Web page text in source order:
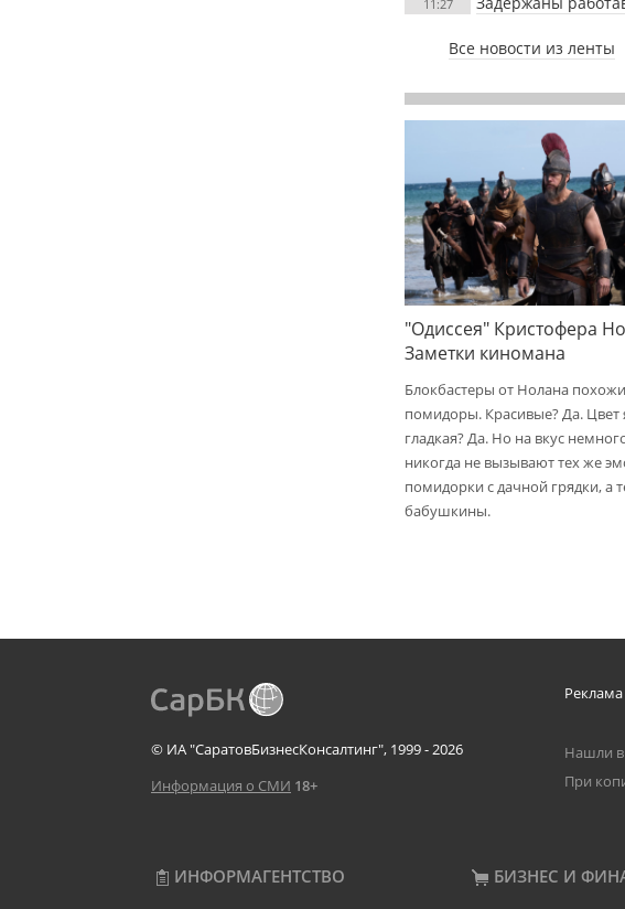
11:27
Все новости из ленты
"Одиссея" Кристофера
Заметки киномана
Блокбастеры от Нолана
помидоры. Красивые? Да.
гладкая? Да. Но на вкус
никогда не вызывают тех же
помидорки с дачной грядки, а
бабушкины.
© ИА "СаратовБизнесКонсалтинг", 1999 - 2026
Информация о СМИ 18+
Реклама
Нашли в
При
ИНФОРМАГЕНТСТВО БИЗНЕС И